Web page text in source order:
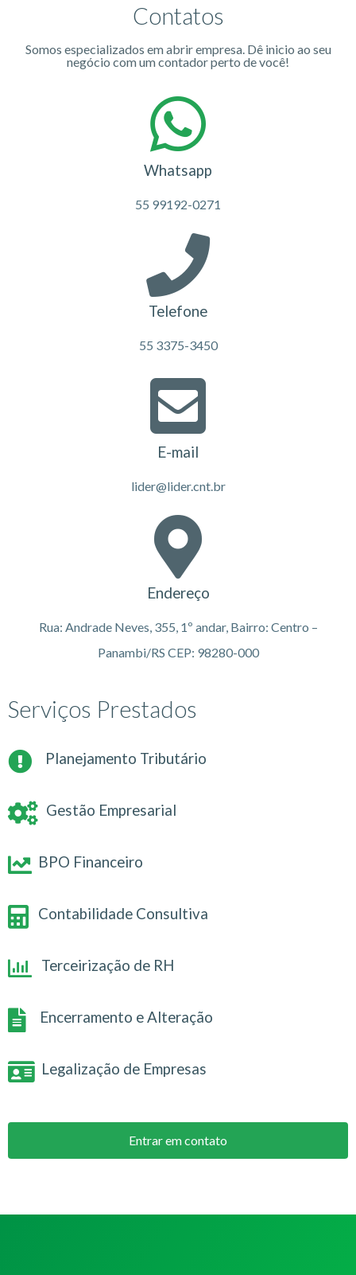
Contatos
Somos especializados em abrir empresa. Dê inicio ao seu
negócio com um contador perto de você!
Whatsapp
55 99192-0271
Telefone
55 3375-3450
E-mail
lider@lider.cnt.br
Endereço
Rua: Andrade Neves, 355, 1º andar, Bairro: Centro –
Panambi/RS CEP: 98280-000
Serviços Prestados
Planejamento Tributário
Gestão Empresarial
BPO Financeiro
Contabilidade Consultiva
Terceirização de RH
Encerramento e Alteração
Legalização de Empresas
Entrar em contato